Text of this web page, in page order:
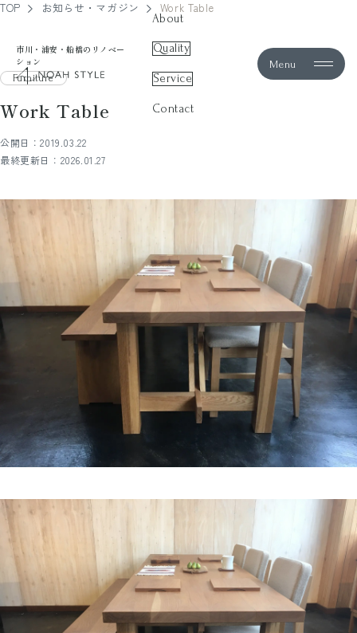
市川・浦安・船橋のリノベー
ション
noah style
About
Quality
Service
Contact
Menu
TOP お知らせ・マガジン Work Table
Furniture
Work Table
公開日：2019.03.22
最終更新日：2026.01.27